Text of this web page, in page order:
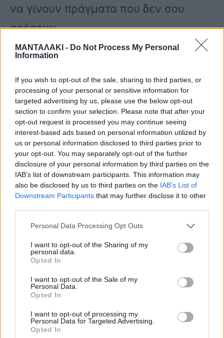
ΜΑΝΤΑΛΑΚΙ - Do Not Process My Personal
Information
If you wish to opt-out of the sale, sharing to third parties, or
processing of your personal or sensitive information for
targeted advertising by us, please use the below opt-out
section to confirm your selection. Please note that after your
opt-out request is processed you may continue seeing
interest-based ads based on personal information utilized by
us or personal information disclosed to third parties prior to
your opt-out. You may separately opt-out of the further
disclosure of your personal information by third parties on the
IAB’s list of downstream participants. This information may
also be disclosed by us to third parties on the IAB’s List of
Downstream Participants that may further disclose it to other
Personal Data Processing Opt Outs
I want to opt-out of the Sharing of my
personal data.
Opted In
I want to opt-out of the Sale of my
Personal Data.
Opted In
I want to opt-out of processing my
Personal Data for Targeted Advertising.
Opted In
να γίνουν πράγματα που δεν σου
αρέσουν.
Το φόρεμα το έκανες μπλούζα, το
μόνο που σου πρόσφερε ήταν να
εμφανιστείς με ένα τσαλακωμένο
ρούχο. Σήμερα είναι ένα πάρα πολύ
αποτυχημένο look. Ούτε απέξω από το
My style rocks δεν περνάς έτσι.», είπε
αρχικά ο Στέλιος Κουδουνάρης και
επεισόδια και απέναντι από τις
εμάς. Μάζεψέ τα λοιπόν όλα αυτά και